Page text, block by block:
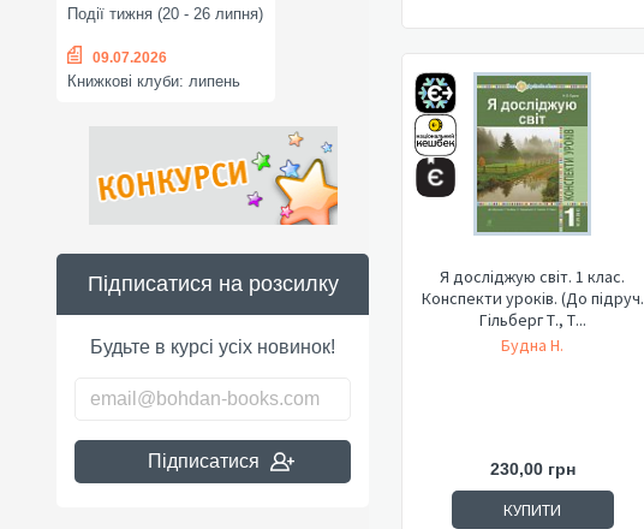
Події тижня (20 - 26 липня)
09.07.2026
Книжкові клуби: липень
Підписатися на розсилку
Будьте в курсі усіх новинок!
Підписатися
Я досліджую світ. 1 клас.
Конспекти уроків. (До підруч.
Гільберг Т., Т...
Будна Н.
230,00 грн
КУПИТИ